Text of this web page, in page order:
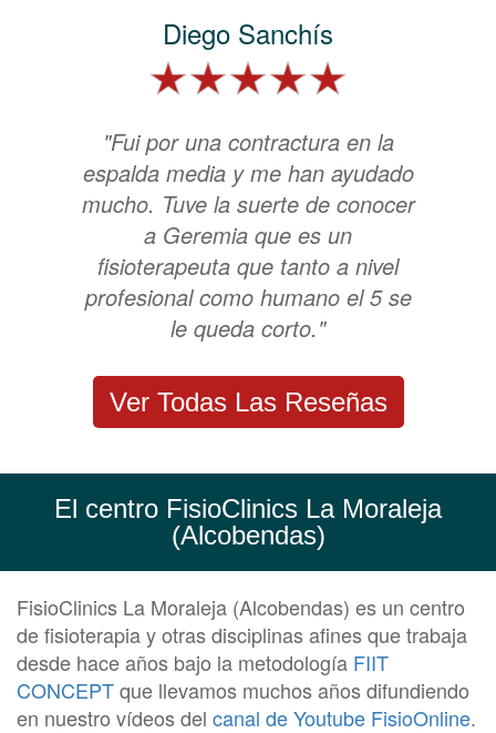
Diego Sanchís
"Fui por una contractura en la
espalda media y me han ayudado
mucho. Tuve la suerte de conocer
a Geremia que es un
fisioterapeuta que tanto a nivel
profesional como humano el 5 se
le queda corto."
Ver Todas Las Reseñas
El centro FisioClinics La Moraleja
(Alcobendas)
FisioClinics La Moraleja (Alcobendas) es un centro
de fisioterapia y otras disciplinas afines que trabaja
desde hace años bajo la metodología FIIT
CONCEPTque llevamos muchos años difundiendo
en nuestro vídeos del canal de Youtube FisioOnline.